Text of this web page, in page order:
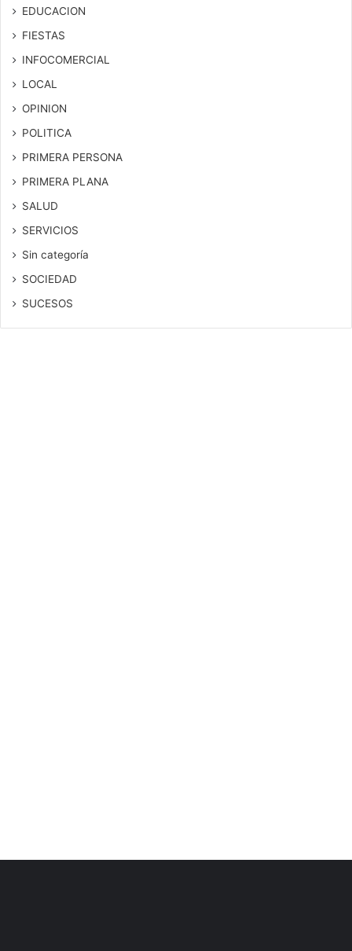
EDUCACION
FIESTAS
INFOCOMERCIAL
LOCAL
OPINION
POLITICA
PRIMERA PERSONA
PRIMERA PLANA
SALUD
SERVICIOS
Sin categoría
SOCIEDAD
SUCESOS